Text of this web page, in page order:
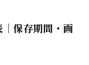
保存期間・画